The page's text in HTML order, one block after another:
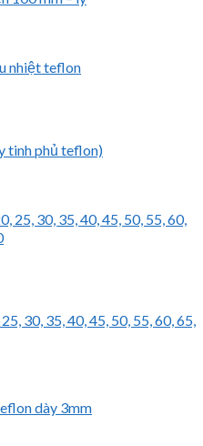
tinh phủ teflon)
30, 35, 40, 45, 50, 55, 60, 65,